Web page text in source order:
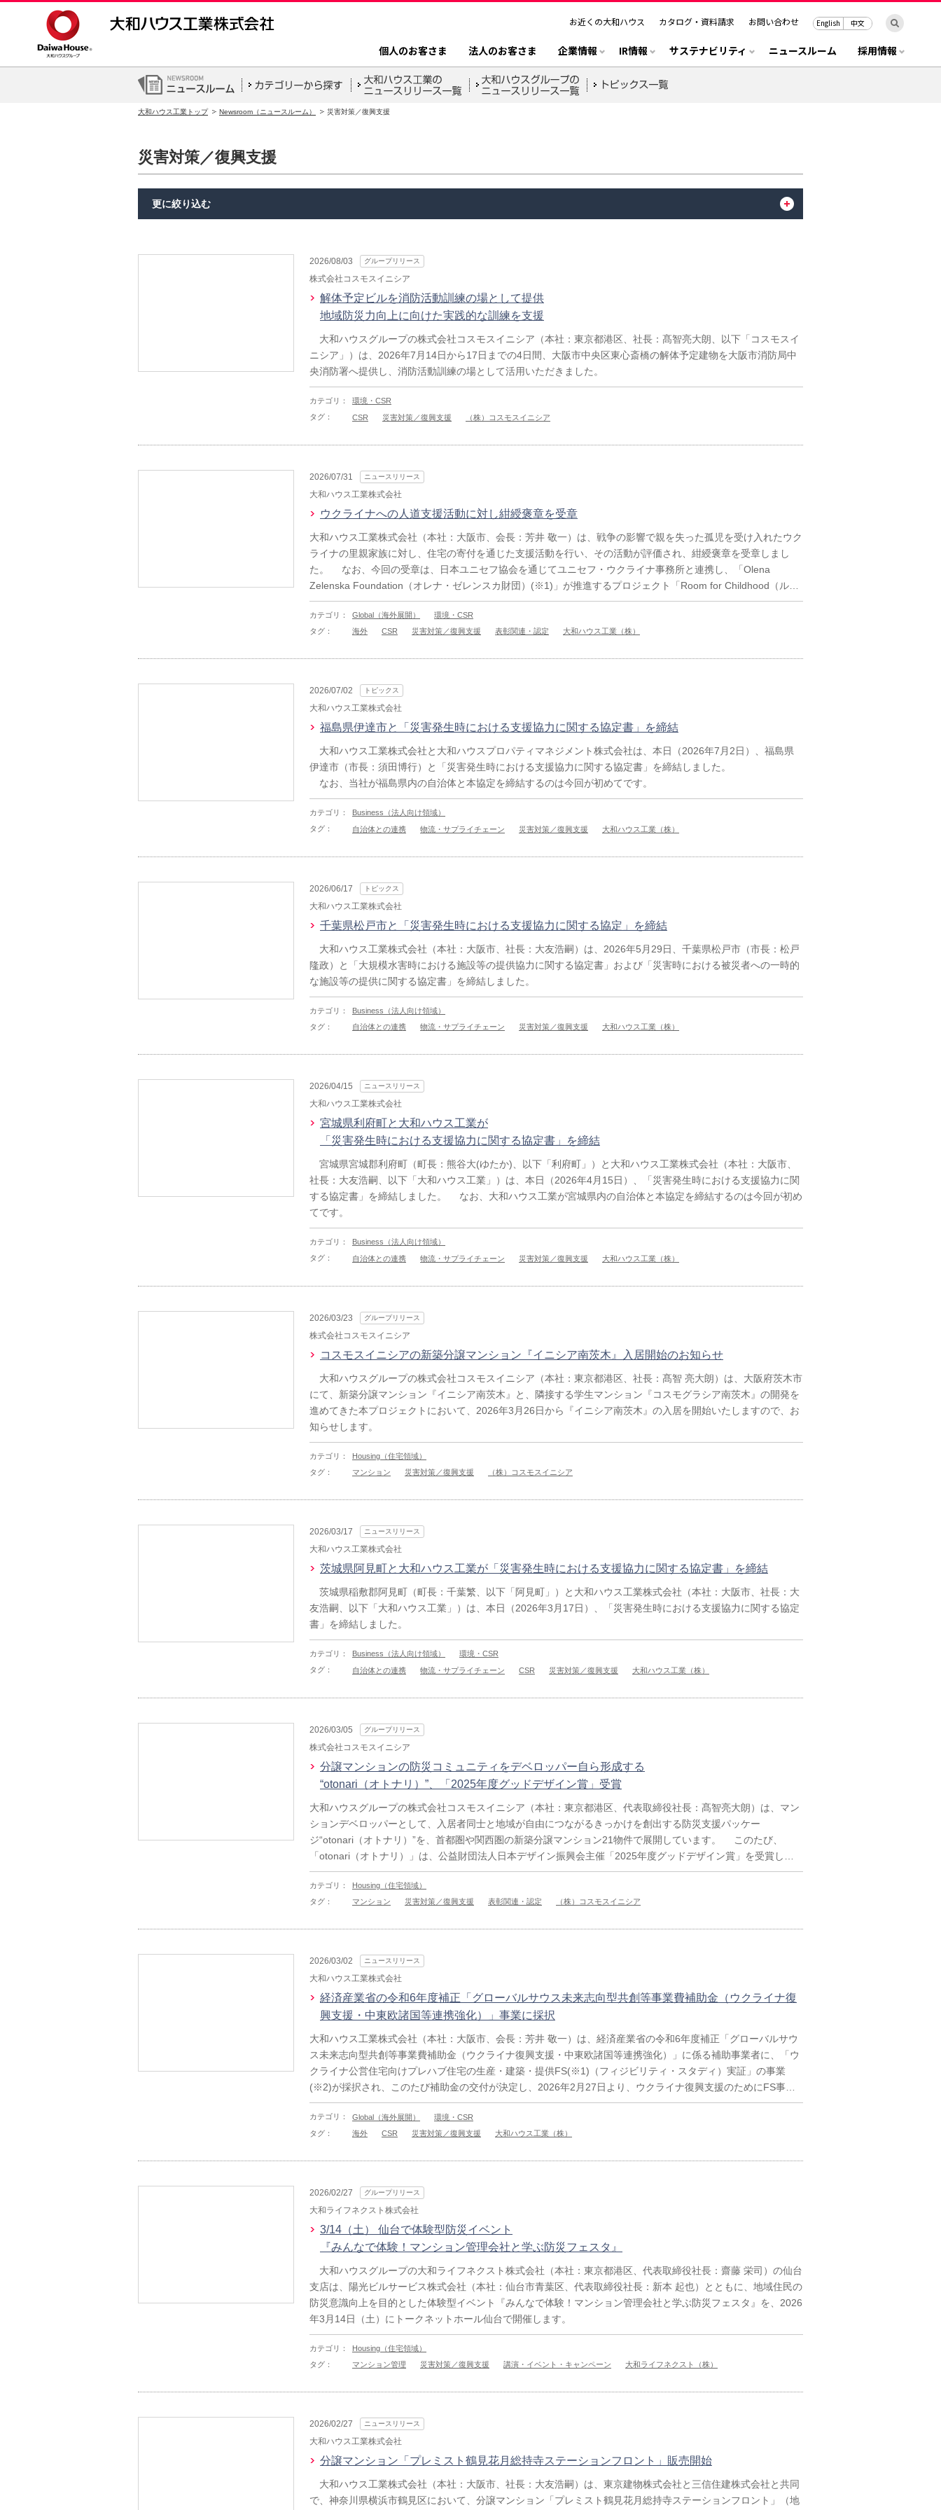
お近くの大和ハウス カタログ・資料請求 お問い合わせ English 中文
個人のお客さま 法人のお客さま 企業情報 IR情報 サステナビリティ ニュースルーム 採用情報
大和ハウス工業トップ Newsroom（ニュースルーム） 災害対策／復興支援
災害対策／復興支援
更に絞り込む
2026/08/03 グループリリース
株式会社コスモスイニシア
解体予定ビルを消防活動訓練の場として提供
地域防災力向上に向けた実践的な訓練を支援
大和ハウスグループの株式会社コスモスイニシア（本社：東京都港区、社長：髙智亮大朗、以下「コスモスイ
ニシア」）は、2026年7月14日から17日までの4日間、大阪市中央区東心斎橋の解体予定建物を大阪市消防局中
央消防署へ提供し、消防活動訓練の場として活用いただきました。
カテゴリ：
環境・CSR
タグ：
CSR 災害対策／復興支援 （株）コスモスイニシア
2026/07/31 ニュースリリース
大和ハウス工業株式会社
ウクライナへの人道支援活動に対し紺綬褒章を受章
大和ハウス工業株式会社（本社：大阪市、会長：芳井 敬一）は、戦争の影響で親を失った孤児を受け入れたウク
ライナの里親家族に対し、住宅の寄付を通じた支援活動を行い、その活動が評価され、紺綬褒章を受章しまし
た。 なお、今回の受章は、日本ユニセフ協会を通じてユニセフ・ウクライナ事務所と連携し、「Olena
Zelenska Foundation（オレナ・ゼレンスカ財団）(※1)」が推進するプロジェクト「Room for Childhood（ル…
カテゴリ： Global（海外展開）
環境・CSR
タグ：
海外 CSR 災害対策／復興支援 表彰関連・認定 大和ハウス工業（株）
2026/07/02 トピックス
大和ハウス工業株式会社
福島県伊達市と「災害発生時における支援協力に関する協定書」を締結
大和ハウス工業株式会社と大和ハウスプロパティマネジメント株式会社は、本日（2026年7月2日）、福島県
伊達市（市長：須田博行）と「災害発生時における支援協力に関する協定書」を締結しました。
なお、当社が福島県内の自治体と本協定を締結するのは今回が初めてです。
カテゴリ：
Business（法人向け領域）
タグ：
自治体との連携 物流・サプライチェーン 災害対策／復興支援 大和ハウス工業（株）
2026/06/17 トピックス
大和ハウス工業株式会社
千葉県松戸市と「災害発生時における支援協力に関する協定」を締結
大和ハウス工業株式会社（本社：大阪市、社長：大友浩嗣）は、2026年5月29日、千葉県松戸市（市長：松戸
隆政）と「大規模水害時における施設等の提供協力に関する協定書」および「災害時における被災者への一時的
な施設等の提供に関する協定書」を締結しました。
カテゴリ：
Business（法人向け領域）
タグ：
自治体との連携 物流・サプライチェーン 災害対策／復興支援 大和ハウス工業（株）
2026/04/15 ニュースリリース
大和ハウス工業株式会社
宮城県利府町と大和ハウス工業が
「災害発生時における支援協力に関する協定書」を締結
宮城県宮城郡利府町（町長：熊谷大(ゆたか)、以下「利府町」）と大和ハウス工業株式会社（本社：大阪市、
社長：大友浩嗣、以下「大和ハウス工業」）は、本日（2026年4月15日）、「災害発生時における支援協力に関
する協定書」を締結しました。 なお、大和ハウス工業が宮城県内の自治体と本協定を締結するのは今回が初め
てです。
カテゴリ：
Business（法人向け領域）
タグ：
自治体との連携 物流・サプライチェーン 災害対策／復興支援 大和ハウス工業（株）
2026/03/23 グループリリース
株式会社コスモスイニシア
コスモスイニシアの新築分譲マンション『イニシア南茨木』入居開始のお知らせ
大和ハウスグループの株式会社コスモスイニシア（本社：東京都港区、社長：髙智 亮大朗）は、大阪府茨木市
にて、新築分譲マンション『イニシア南茨木』と、隣接する学生マンション『コスモグラシア南茨木』の開発を
進めてきた本プロジェクトにおいて、2026年3月26日から『イニシア南茨木』の入居を開始いたしますので、お
知らせします。
カテゴリ：
Housing（住宅領域）
タグ：
マンション 災害対策／復興支援 （株）コスモスイニシア
2026/03/17 ニュースリリース
大和ハウス工業株式会社
茨城県阿見町と大和ハウス工業が「災害発生時における支援協力に関する協定書」を締結
茨城県稲敷郡阿見町（町長：千葉繁、以下「阿見町」）と大和ハウス工業株式会社（本社：大阪市、社長：大
友浩嗣、以下「大和ハウス工業」）は、本日（2026年3月17日）、「災害発生時における支援協力に関する協定
書」を締結しました。
カテゴリ： Business（法人向け領域）
環境・CSR
タグ：
自治体との連携 物流・サプライチェーン CSR 災害対策／復興支援 大和ハウス工業（株）
2026/03/05 グループリリース
株式会社コスモスイニシア
分譲マンションの防災コミュニティをデベロッパー自ら形成する
“otonari（オトナリ）”、「2025年度グッドデザイン賞」受賞
大和ハウスグループの株式会社コスモスイニシア（本社：東京都港区、代表取締役社長：髙智亮大朗）は、マン
ションデベロッパーとして、入居者同士と地域が自由につながるきっかけを創出する防災支援パッケー
ジ“otonari（オトナリ）”を、首都圏や関西圏の新築分譲マンション21物件で展開しています。 このたび、
「otonari（オトナリ）」は、公益財団法人日本デザイン振興会主催「2025年度グッドデザイン賞」を受賞し…
カテゴリ：
Housing（住宅領域）
タグ：
マンション 災害対策／復興支援 表彰関連・認定 （株）コスモスイニシア
2026/03/02 ニュースリリース
大和ハウス工業株式会社
経済産業省の令和6年度補正「グローバルサウス未来志向型共創等事業費補助金（ウクライナ復
興支援・中東欧諸国等連携強化）」事業に採択
大和ハウス工業株式会社（本社：大阪市、会長：芳井 敬一）は、経済産業省の令和6年度補正「グローバルサウ
ス未来志向型共創等事業費補助金（ウクライナ復興支援・中東欧諸国等連携強化）」に係る補助事業者に、「ウ
クライナ公営住宅向けプレハブ住宅の生産・建築・提供FS(※1)（フィジビリティ・スタディ）実証」の事業
(※2)が採択され、このたび補助金の交付が決定し、2026年2月27日より、ウクライナ復興支援のためにFS事…
カテゴリ： Global（海外展開）
環境・CSR
タグ：
海外 CSR 災害対策／復興支援 大和ハウス工業（株）
2026/02/27 グループリリース
大和ライフネクスト株式会社
3/14（土） 仙台で体験型防災イベント
『みんなで体験！マンション管理会社と学ぶ防災フェスタ』
大和ハウスグループの大和ライフネクスト株式会社（本社：東京都港区、代表取締役社長：齋藤 栄司）の仙台
支店は、陽光ビルサービス株式会社（本社：仙台市青葉区、代表取締役社長：新本 起也）とともに、地域住民の
防災意識向上を目的とした体験型イベント『みんなで体験！マンション管理会社と学ぶ防災フェスタ』を、2026
年3月14日（土）にトークネットホール仙台で開催します。
カテゴリ：
Housing（住宅領域）
タグ：
マンション管理 災害対策／復興支援 講演・イベント・キャンペーン 大和ライフネクスト（株）
2026/02/27 ニュースリリース
大和ハウス工業株式会社
分譲マンション「プレミスト鶴見花月総持寺ステーションフロント」販売開始
大和ハウス工業株式会社（本社：大阪市、社長：大友浩嗣）は、東京建物株式会社と三信住建株式会社と共同
で、神奈川県横浜市鶴見区において、分譲マンション「プレミスト鶴見花月総持寺ステーションフロント」（地